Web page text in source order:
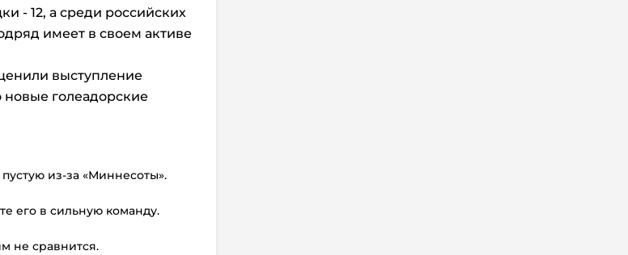
- 12, а среди российских
имеет в своем активе
выступление
новые голеадорские
из-за «Миннесоты».
его в сильную команду.
не сравнится.